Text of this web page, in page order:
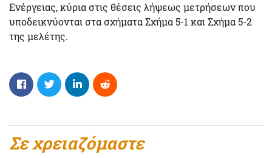
Ενέργειας, κύρια στις θέσεις λήψεως μετρήσεων που
υποδεικνύονται στα σχήματα Σχήμα 5-1 και Σχήμα 5-2
της μελέτης.
Σε χρειαζόμαστε